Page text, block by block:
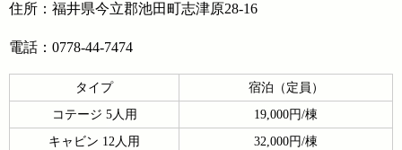
住所：福井県今立郡池田町志津原28-16
電話：0778-44-7474
タイプ
宿泊（定員）
コテージ 5人用
19,000円/棟
キャビン 12人用
32,000円/棟